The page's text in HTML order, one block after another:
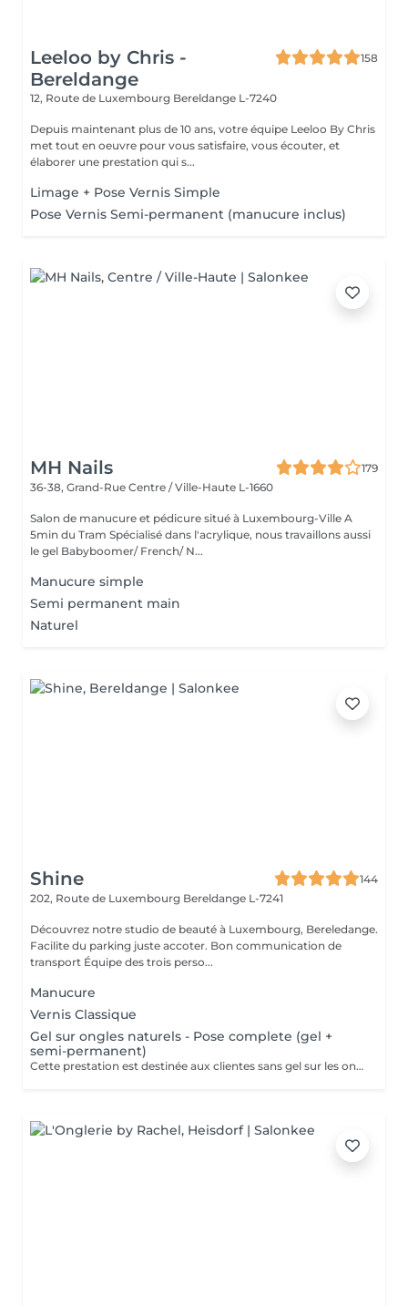
Leeloo by Chris -
Bereldange
158
12, Route de Luxembourg Bereldange L-7240
Depuis maintenant plus de 10 ans, votre équipe Leeloo By Chris
met tout en oeuvre pour vous satisfaire, vous écouter, et
élaborer une prestation qui s...
Limage + Pose Vernis Simple
Pose Vernis Semi-permanent (manucure inclus)
MH Nails
179
36-38, Grand-Rue Centre / Ville-Haute L-1660
Salon de manucure et pédicure situé à Luxembourg-Ville A
5min du Tram Spécialisé dans l'acrylique, nous travaillons aussi
le gel Babyboomer/ French/ N...
Manucure simple
Semi permanent main
Naturel
Shine
144
202, Route de Luxembourg Bereldange L-7241
Découvrez notre studio de beauté à Luxembourg, Bereledange.
Facilite du parking juste accoter. Bon communication de
transport Équipe des trois perso...
Manucure
Vernis Classique
Gel sur ongles naturels - Pose complete (gel +
semi-permanent)
Cette prestation est destinée aux clientes sans gel sur les ongles. Application du gel sur ongles naturels avec finition en vernis semi-permanent. Ne convient pas pour une correction.